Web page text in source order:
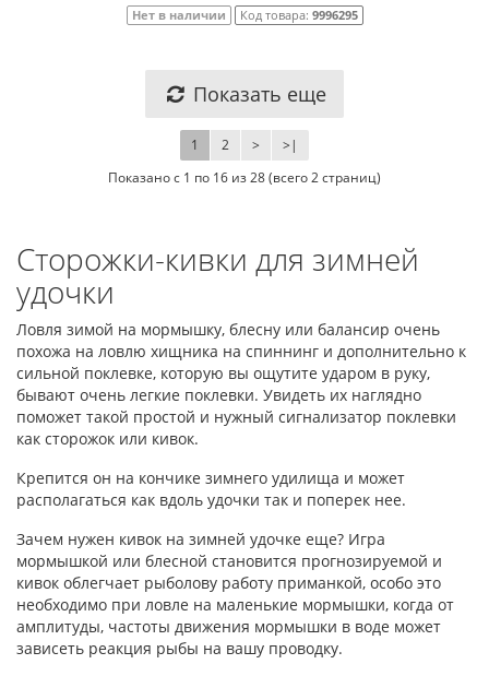
Нет в наличии Код товара: 9996295
Показать еще
1 2 > >|
Показано с 1 по 16 из 28 (всего 2 страниц)
Сторожки-кивки для зимней
удочки
Ловля зимой на мормышку, блесну или балансир очень
похожа на ловлю хищника на спиннинг и дополнительно к
сильной поклевке, которую вы ощутите ударом в руку,
бывают очень легкие поклевки. Увидеть их наглядно
поможет такой простой и нужный сигнализатор поклевки
как сторожок или кивок.
Крепится он на кончике зимнего удилища и может
располагаться как вдоль удочки так и поперек нее.
Зачем нужен кивок на зимней удочке еще? Игра
мормышкой или блесной становится прогнозируемой и
кивок облегчает рыболову работу приманкой, особо это
необходимо при ловле на маленькие мормышки, когда от
амплитуды, частоты движения мормышки в воде может
зависеть реакция рыбы на вашу проводку.